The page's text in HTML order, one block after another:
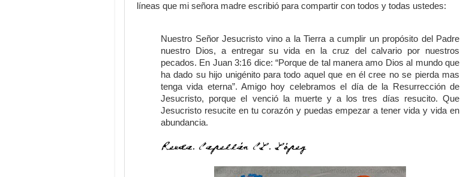
líneas que mi señora madre escribió para compartir con todos y todas ustedes:
Nuestro Señor Jesucristo vino a la Tierra a cumplir un propósito del Padre
nuestro Dios, a entregar su vida en la cruz del calvario por nuestros
pecados. En Juan 3:16 dice: “Porque de tal manera amo Dios al mundo que
ha dado su hijo unigénito para todo aquel que en él cree no se pierda mas
tenga vida eterna”. Amigo hoy celebramos el día de la Resurrección de
Jesucristo, porque el venció la muerte y a los tres días resucito. Que
Jesucristo resucite en tu corazón y puedas empezar a tener vida y vida en
abundancia.